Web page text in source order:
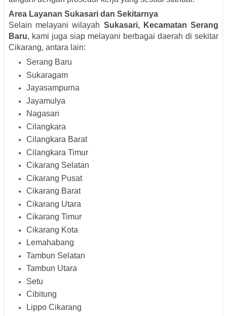
Area Layanan Sukasari dan Sekitarnya
Selain melayani wilayah Sukasari, Kecamatan Serang
Baru, kami juga siap melayani berbagai daerah di sekitar
Cikarang, antara lain:
Serang Baru
Sukaragam
Jayasampurna
Jayamulya
Nagasari
Cilangkara
Cilangkara Barat
Cilangkara Timur
Cikarang Selatan
Cikarang Pusat
Cikarang Barat
Cikarang Utara
Cikarang Timur
Cikarang Kota
Lemahabang
Tambun Selatan
Tambun Utara
Setu
Cibitung
Lippo Cikarang